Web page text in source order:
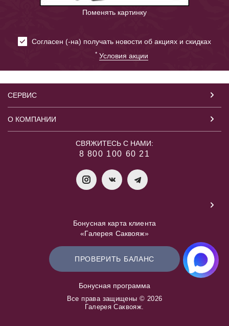
Поменять картинку
Cогласен (-на) получать новости об акциях и скидках
* Условия акции
СЕРВИС
О КОМПАНИИ
СВЯЖИТЕСЬ С НАМИ:
8 800 100 60 21
Бонусная карта клиента
«Галерея Саквояж»
ПРОВЕРИТЬ БАЛАНС
Бонусная программа
Все права защищены © 2026
Галерея Саквояж.